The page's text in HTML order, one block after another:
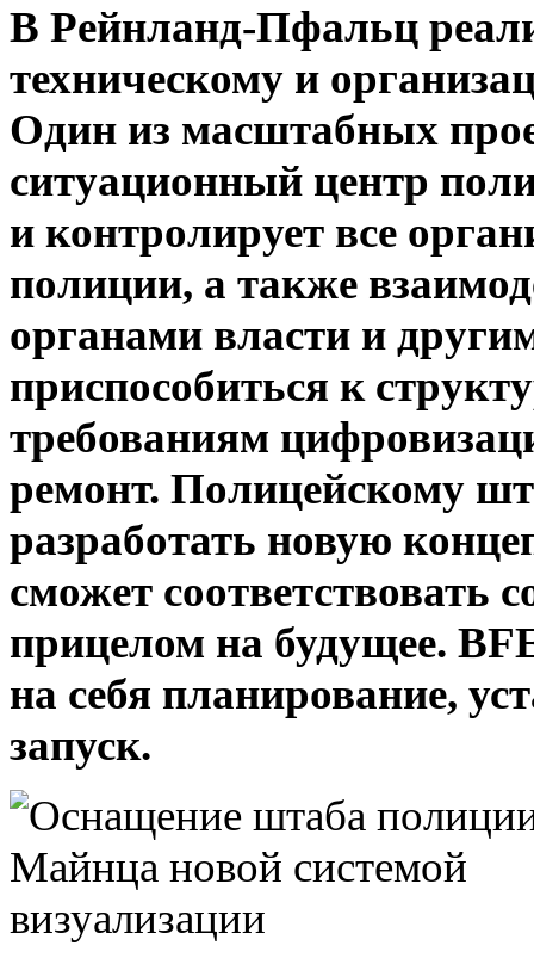
В Рейнланд-Пфальц
техническому и
Один из масштабных
ситуационный центр
и контролирует все
полиции, а также
органами власти и
приспособиться к
требованиям
ремонт. Полицейскому
разработать новую
сможет соответствовать
прицелом на будущее.
на себя планирование,
запуск.